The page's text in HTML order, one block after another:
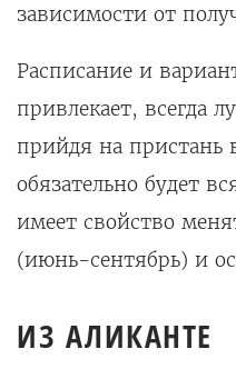
зависимости от
Расписание и
привлекает, всегда
прийдя на пристань
обязательно будет
имеет свойство
(июнь-сентябрь) и
ИЗ АЛИКАНТЕ